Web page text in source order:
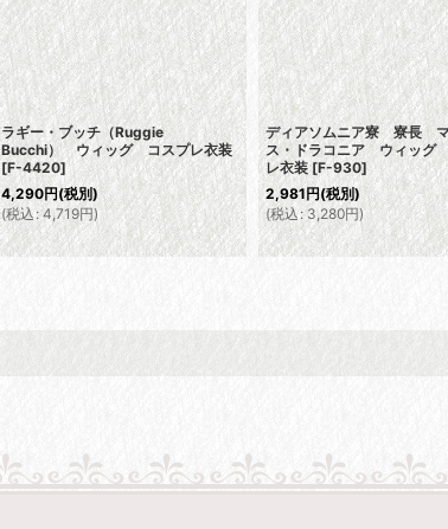
ラギー・ブッチ（Ruggie
Bucchi） ウィッグ コスプレ衣装
[F-4420]
4,290円(税別)
(税込: 4,719円)
ディアソムニア寮 寮長
ス・ドラコニア ウィッグ
レ衣装 [F-930]
2,981円(税別)
(税込 : 3,280円)